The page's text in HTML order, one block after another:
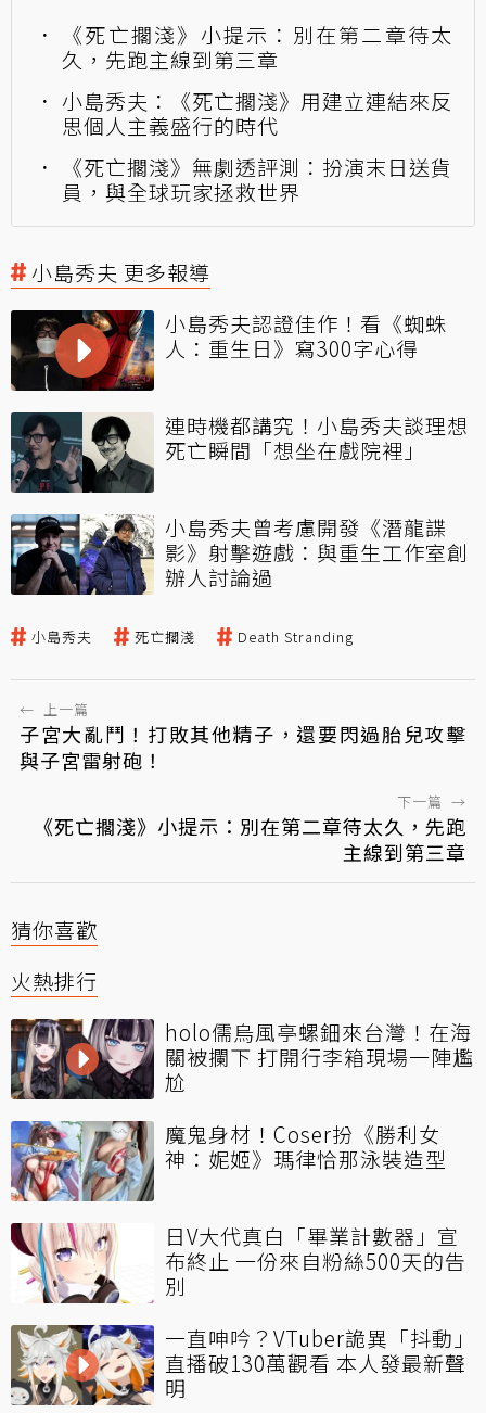
《死亡擱淺》小提示：別在第二章待太
久，先跑主線到第三章
小島秀夫：《死亡擱淺》用建立連結來反
思個人主義盛行的時代
《死亡擱淺》無劇透評測：扮演末日送貨
員，與全球玩家拯救世界
小島秀夫 更多報導
小島秀夫認證佳作！看《蜘蛛
人：重生日》寫300字心得
連時機都講究！小島秀夫談理想
死亡瞬間「想坐在戲院裡」
小島秀夫曾考慮開發《潛龍諜
影》射擊遊戲：與重生工作室創
辦人討論過
小島秀夫 死亡擱淺 Death Stranding
← 上一篇
子宮大亂鬥！打敗其他精子，還要閃過胎兒攻擊
與子宮雷射砲！
下一篇 →
《死亡擱淺》小提示：別在第二章待太久，先跑
主線到第三章
猜你喜歡
火熱排行
holo儒烏風亭螺鈿來台灣！在海
關被攔下 打開行李箱現場一陣尷
尬
魔鬼身材！Coser扮《勝利女
神：妮姬》瑪律恰那泳裝造型
日V大代真白「畢業計數器」宣
布終止 一份來自粉絲500天的告
別
一直呻吟？VTuber詭異「抖動」
直播破130萬觀看 本人發最新聲
明